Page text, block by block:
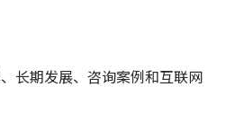
长期发展、咨询案例和互联网